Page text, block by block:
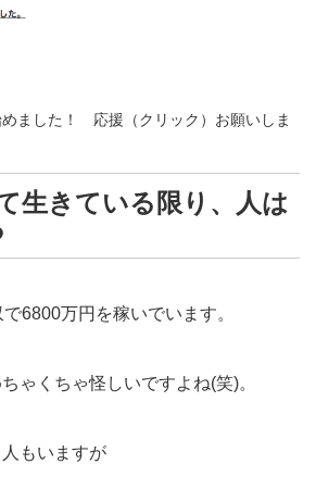
ました！ 応援（クリック）お願いしま
生きている限り、人は
6800万円を稼いでいます。
ゃくちゃ怪しいですよね(笑)。
もいますが